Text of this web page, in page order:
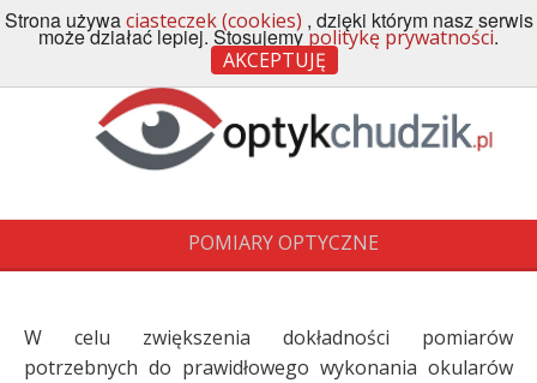
Menu
POMIARY OPTYCZNE
W celu zwiększenia dokładności pomiarów
potrzebnych do prawidłowego wykonania okularów
Strona używaciasteczek (cookies) , dzięki którym nasz serwis
może działać lepiej. Stosujemypolitykę prywatności.
AKCEPTUJĘ